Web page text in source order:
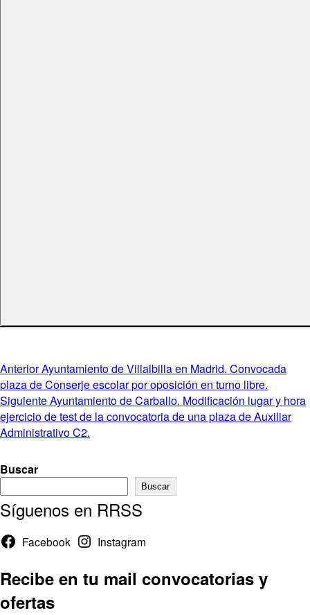
Navegación
de
entradas
AnteriorEntrada
anterior:
Ayuntamiento de Villalbilla en Madrid. Convocada
plaza de Conserje escolar por oposición en turno libre.
SiguienteEntrada
siguiente:
Ayuntamiento de Carballo. Modificación lugar y hora
ejercicio de test de la convocatoria de una plaza de Auxiliar
Administrativo C2.
Buscar
Buscar
Síguenos en RRSS
Facebook Instagram
Recibe en tu mail convocatorias y
ofertas